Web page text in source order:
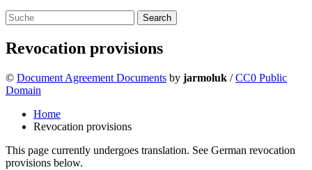
Revocation provisions
© Document Agreement Documents by jarmoluk /CC0 Public
Domain
Home
Revocation provisions
This page currently undergoes translation. See German revocation
provisions below.